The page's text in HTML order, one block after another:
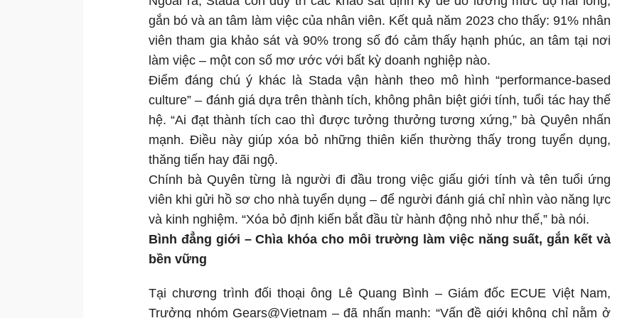
gắn bó và an tâm làm việc của nhân viên. Kết quả năm 2023 cho thấy: 91% nhân
viên tham gia khảo sát và 90% trong số đó cảm thấy hạnh phúc, an tâm tại nơi
làm việc – một con số mơ ước với bất kỳ doanh nghiệp nào.
Điểm đáng chú ý khác là Stada vận hành theo mô hình “performance-based
culture” – đánh giá dựa trên thành tích, không phân biệt giới tính, tuổi tác hay thế
hệ. “Ai đạt thành tích cao thì được tưởng thưởng tương xứng,” bà Quyên nhấn
mạnh. Điều này giúp xóa bỏ những thiên kiến thường thấy trong tuyển dụng,
thăng tiến hay đãi ngộ.
Chính bà Quyên từng là người đi đầu trong việc giấu giới tính và tên tuổi ứng
viên khi gửi hồ sơ cho nhà tuyển dụng – để người đánh giá chỉ nhìn vào năng lực
và kinh nghiệm. “Xóa bỏ định kiến bắt đầu từ hành động nhỏ như thế,” bà nói.
Bình đẳng giới – Chìa khóa cho môi trường làm việc năng suất, gắn kết và
bền vững
Tại chương trình đối thoại ông Lê Quang Bình – Giám đốc ECUE Việt Nam,
Trưởng nhóm Gears@Vietnam – đã nhấn mạnh: “Vấn đề giới không chỉ nằm ở